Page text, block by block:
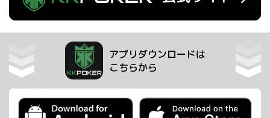
アプリダウンロードは
こちらから